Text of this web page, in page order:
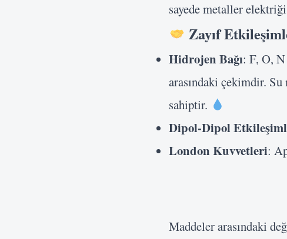
sayede metaller
Zayıf
Hidrojen Bağı: F, O,
arasındaki çekimdir. Su
sahiptir.
Dipol-Dipol
London Kuvvetleri:
Maddeler arasındaki